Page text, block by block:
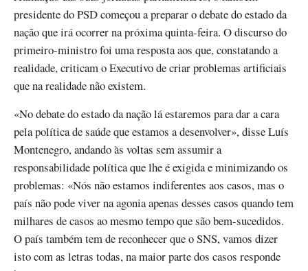
presidente do PSD começou a preparar o debate do estado da
nação que irá ocorrer na próxima quinta-feira. O discurso do
primeiro-ministro foi uma resposta aos que, constatando a
realidade, criticam o Executivo de criar problemas artificiais
que na realidade não existem.
«No debate do estado da nação lá estaremos para dar a cara
pela política de saúde que estamos a desenvolver», disse Luís
Montenegro, andando às voltas sem assumir a
responsabilidade política que lhe é exigida e minimizando os
problemas: «Nós não estamos indiferentes aos casos, mas o
país não pode viver na agonia apenas desses casos quando tem
milhares de casos ao mesmo tempo que são bem-sucedidos.
O país também tem de reconhecer que o SNS, vamos dizer
isto com as letras todas, na maior parte dos casos responde